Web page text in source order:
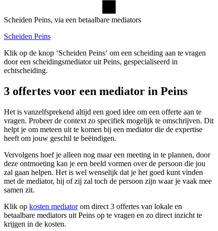
Scheiden Peins, via een betaalbare mediators
Scheiden Peins
Klik op de knop ‘Scheiden Peins‘ om een scheiding aan te vragen
door een scheidingsmediator uit Peins, gespecialiseerd in
echtscheiding.
3 offertes voor een mediator in Peins
Het is vanzelfsprekend altijd een goed idee om een offerte aan te
vragen. Probeer de context zo specifiek mogelijk te omschrijven. Dit
helpt je om meteen uit te komen bij een mediator die de expertise
heeft om jouw geschil te beëindigen.
Vervolgens hoef je alleen nog maar een meeting in te plannen, door
deze ontmoeting kan je een beeld vormen over de persoon die jou
zal gaan helpen. Het is wel wenselijk dat je het goed kunt vinden
met de mediator, hij of zij zal toch de persoon zijn waar je vaak mee
samen zit.
Klik op kosten mediatorom direct 3 offertes van lokale en
betaalbare mediators uit Peins op te vragen en zo direct inzicht te
krijgen in de kosten.